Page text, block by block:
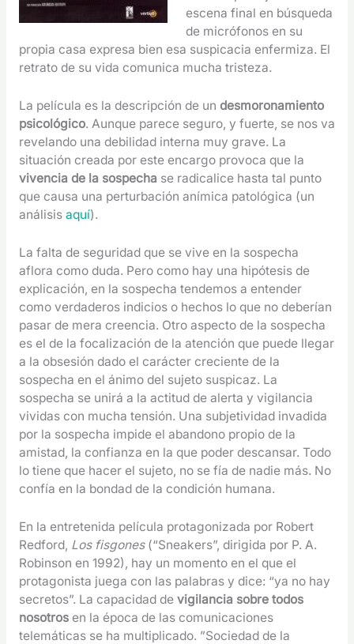
escena final en búsqueda
de micrófonos en su
propia casa expresa bien esa suspicacia enfermiza. El
retrato de su vida comunica mucha tristeza.
La película es la descripción de un desmoronamiento
psicológico. Aunque parece seguro, y fuerte, se nos va
revelando una debilidad interna muy grave. La
situación creada por este encargo provoca que la
vivencia de la sospecha se radicalice hasta tal punto
que causa una perturbación anímica patológica (un
análisis aquí).
La falta de seguridad que se vive en la sospecha
aflora como duda. Pero como hay una hipótesis de
explicación, en la sospecha tendemos a entender
como verdaderos indicios o hechos lo que no deberían
pasar de mera creencia. Otro aspecto de la sospecha
es el de la focalización de la atención que puede llegar
a la obsesión dado el carácter creciente de la
sospecha en el ánimo del sujeto suspicaz. La
sospecha se unirá a la actitud de alerta y vigilancia
vividas con mucha tensión. Una subjetividad invadida
por la sospecha impide el abandono propio de la
amistad, la confianza en la que poder descansar. Todo
lo tiene que hacer el sujeto, no se fía de nadie más. No
confía en la bondad de la condición humana.
En la entretenida película protagonizada por Robert
Redford, Los fisgones(“Sneakers”, dirigida por P. A.
Robinson en 1992), hay un momento en el que el
protagonista juega con las palabras y dice: “ya no hay
secretos”. La capacidad devigilancia sobre todos
nosotrosen la época de las comunicaciones
telemáticas se ha multiplicado. ”Sociedad de la